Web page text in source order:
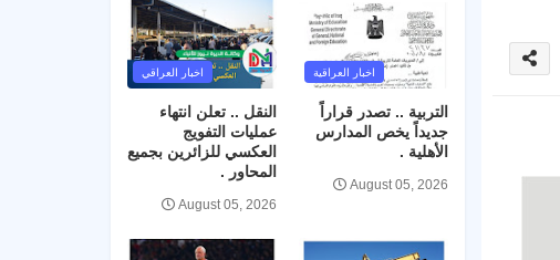
اخبار العراقية
التربية .. تصدر قراراً
جديداً يخص المدارس
الأهلية .
August 05, 2026
اخبار العراقي
النقل .. تعلن انتهاء
عمليات التفويج
العكسي للزائرين بجميع
المحاور .
August 05, 2026